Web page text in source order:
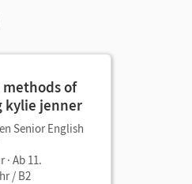
methods of
kylie jenner
Senior English
Ab 11.
/ B2